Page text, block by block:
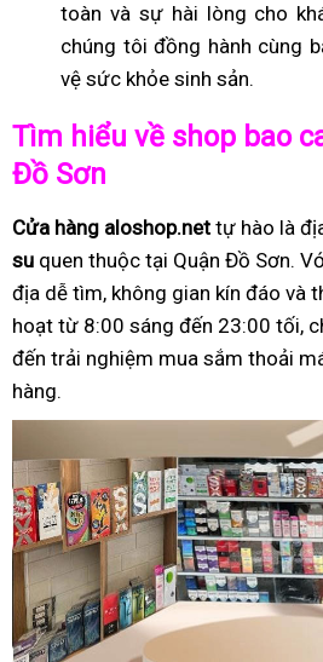
toàn và sự hài lòng cho
chúng tôi đồng hành cùng
vệ sức khỏe sinh sản.
Tìm hiểu về shop bao
Đồ Sơn
Cửa hàng aloshop.net tự hào là
su quen thuộc tại Quận Đồ Sơn.
địa dễ tìm, không gian kín đáo và
hoạt từ 8:00 sáng đến 23:00 tối,
đến trải nghiệm mua sắm thoải
hàng.